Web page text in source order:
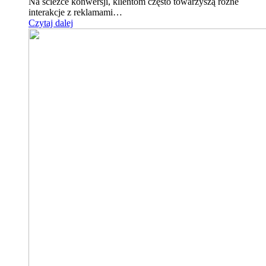
interakcje z reklamami…
Czytaj dalej